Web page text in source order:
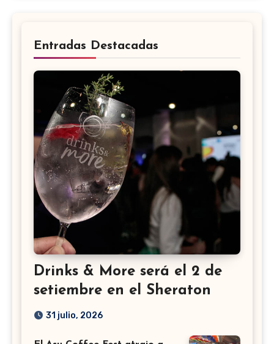
Entradas Destacadas
Drinks & More será el 2 de
setiembre en el Sheraton
31 julio, 2026